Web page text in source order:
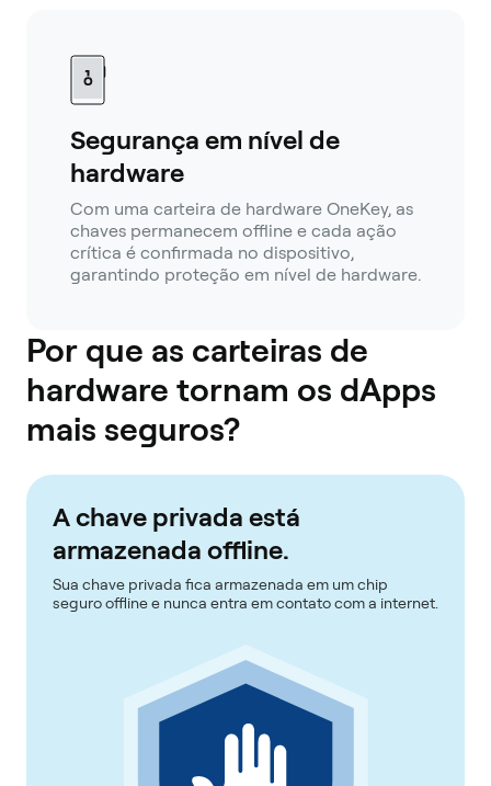
Segurança em nível de
hardware
Com uma carteira de hardware OneKey, as
chaves permanecem offline e cada ação
crítica é confirmada no dispositivo,
garantindo proteção em nível de hardware.
Por que as carteiras de
hardware tornam os dApps
mais seguros?
A chave privada está
armazenada offline.
Sua chave privada fica armazenada em um chip
seguro offline e nunca entra em contato com a internet.